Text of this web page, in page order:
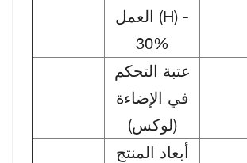
العمل (H) -
30%
عتبة التحكم
في الإضاءة
(لوكس)
أبعاد المنتج